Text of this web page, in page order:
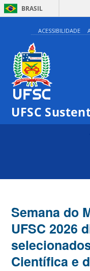
BRASIL
ACESSIBILIDADE
UFSC
Semana do
UFSC 2026
Científica e